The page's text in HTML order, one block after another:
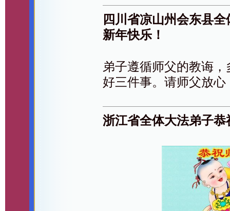
四川省凉山州会东县
新年快乐！
弟子遵循师父的教诲
好三件事。请师父放
浙江省全体大法弟子